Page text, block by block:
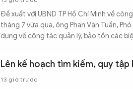
Đề xuất với UBND TP Hồ Chí Minh về
tháng 7 vừa qua, ông Phan Văn Tuấn,
dung về công tác quản lý, bảo tồn các
Lên kế hoạch tìm kiếm, quy
13 giờ trước